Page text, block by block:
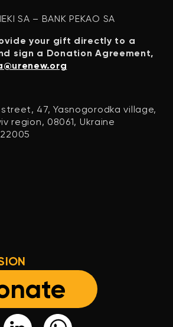
SA – BANK PEKAO SA
your gift directly to a
sign a Donation Agreement,
47, Yasnogorodka village,
region, 08061, Ukraine